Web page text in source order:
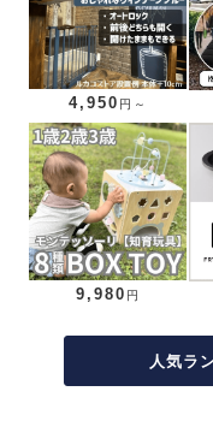
4,950 円～
9,980 円
人気ラ